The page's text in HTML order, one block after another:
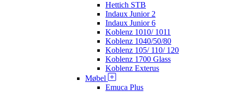
Hettich STB
Indaux Junior 2
Indaux Junior 6
Koblenz 1010/ 1011
Koblenz 1040/50/80
Koblenz 105/ 110/ 120
Koblenz 1700 Glass
Koblenz Exterus
Møbel
Emuca Plus